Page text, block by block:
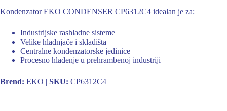
Kondenzator EKO CONDENSER CP6312C4 idealan je za:
Industrijske rashladne sisteme
Velike hladnjače i skladišta
Centralne kondenzatorske jedinice
Procesno hlađenje u prehrambenoj industriji
Brend: EKO | SKU: CP6312C4